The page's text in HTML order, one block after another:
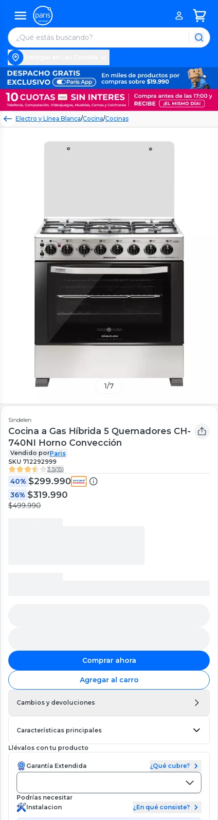
Electro y Línea Blanca/Cocina/Cocinas
1/7
Sindelen
Cocina a Gas Híbrida 5 Quemadores CH-
740NI Horno Convección
Vendido porParis
SKU 712292999
3.5(15)
40% $299.990
36% $319.990
$499.990
Comprar ahora
Agregar al carro
Cambios y devoluciones
Características principales
Llévalos con tu producto
Garantía Extendida ¿Qué cubre?
Podrías necesitar
Instalacion
¿En qué consiste?